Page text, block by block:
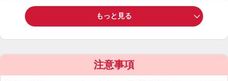
もっと見る
注意事項